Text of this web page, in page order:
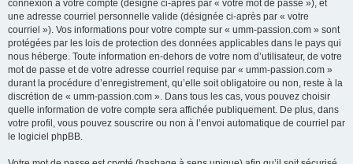
connexion à votre compte (désigné ci-après par « votre mot de passe »), et
une adresse courriel personnelle valide (désignée ci-après par « votre
courriel »). Vos informations pour votre compte sur « umm-passion.com » sont
protégées par les lois de protection des données applicables dans le pays qui
nous héberge. Toute information en-dehors de votre nom d’utilisateur, de votre
mot de passe et de votre adresse courriel requise par « umm-passion.com »
durant la procédure d’enregistrement, qu’elle soit obligatoire ou non, reste à la
discrétion de « umm-passion.com ». Dans tous les cas, vous pouvez choisir
quelle information de votre compte sera affichée publiquement. De plus, dans
votre profil, vous pouvez souscrire ou non à l’envoi automatique de courriel par
le logiciel phpBB.